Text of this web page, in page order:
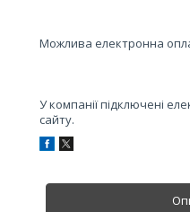
У компанії підключені
сайту.